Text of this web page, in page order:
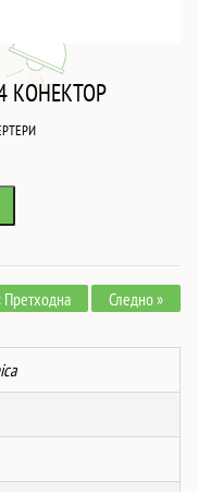
КОНЕКТОР
Претходна Следно »